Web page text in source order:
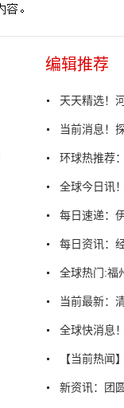
编辑推荐
天天精选！
当前消息！
环球热推荐
全球今日讯
每日速递：
每日资讯：
全球热门:福
当前最新：
全球快消息
【当前热闻
新资讯：团